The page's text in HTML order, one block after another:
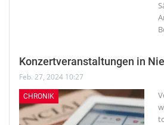
Konzertveranstaltungen in
Feb. 27, 2024 10:27
CHRONIK